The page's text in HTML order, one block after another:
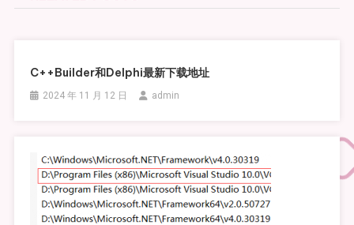
C++builder和Delphi最新下载地址
2024 年 11 月 12 日 admin